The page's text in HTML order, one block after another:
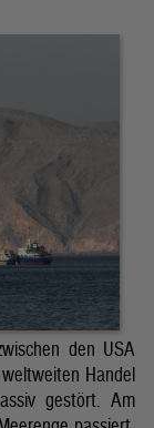
den USA
Handel
gestört. Am